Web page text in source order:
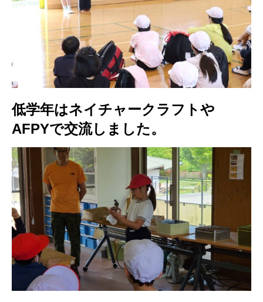
低学年はネイチャークラフトや
AFPYで交流しました。